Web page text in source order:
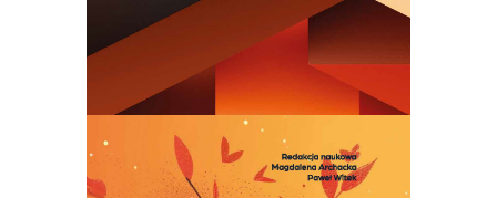
Semiotyka kultury. Teoria i praktyka szkoły tartusko-moskiewskiej